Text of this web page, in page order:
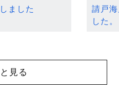
ました
請戸
した。
見る